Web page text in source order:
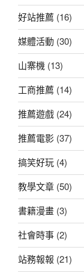
好站推薦 (16)
媒體活動 (30)
山寨機 (13)
工商推薦 (14)
推薦遊戲 (24)
推薦電影 (37)
搞笑好玩 (4)
教學文章 (50)
書籍漫畫 (3)
社會時事 (2)
站務報報 (21)